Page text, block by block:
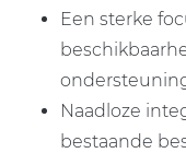
Een sterke
Naadloze
bestaande